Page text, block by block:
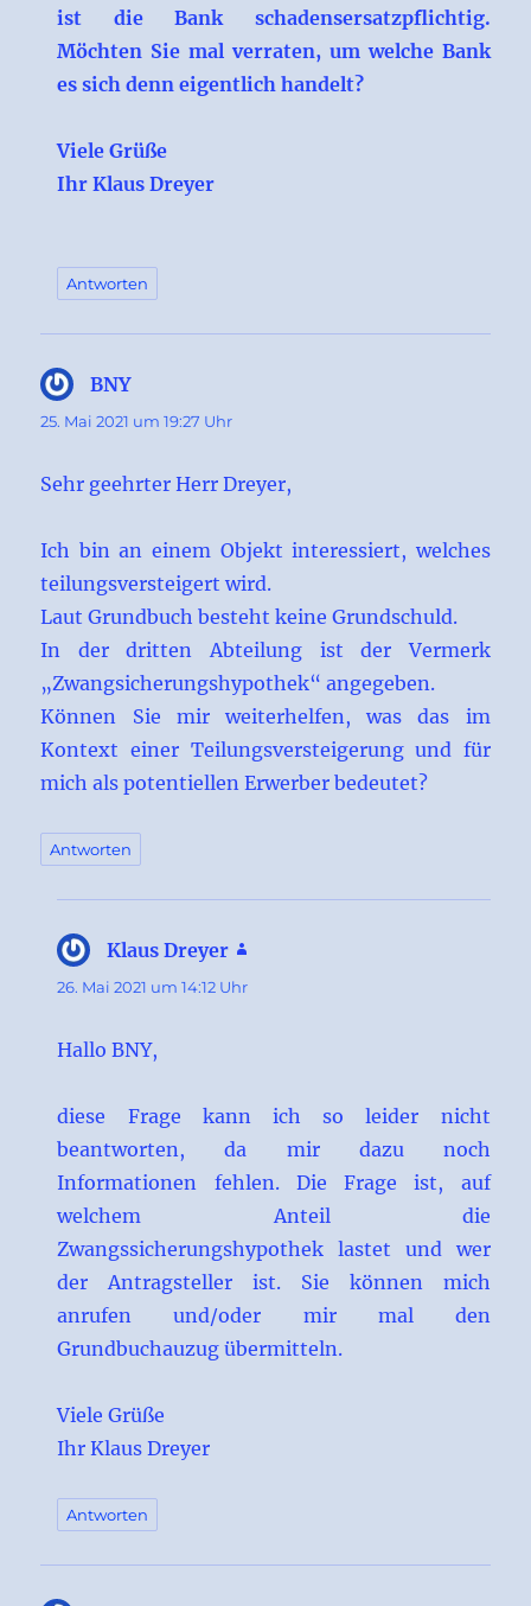
ist die Bank schadensersatzpflichtig.
Möchten Sie mal verraten, um welche Bank
es sich denn eigentlich handelt?
Viele Grüße
Ihr Klaus Dreyer
Antworten
BNYsagt:
25. Mai 2021 um 19:27 Uhr
Sehr geehrter Herr Dreyer,
Ich bin an einem Objekt interessiert, welches
teilungsversteigert wird.
Laut Grundbuch besteht keine Grundschuld.
In der dritten Abteilung ist der Vermerk
„Zwangsicherungshypothek“ angegeben.
Können Sie mir weiterhelfen, was das im
Kontext einer Teilungsversteigerung und für
mich als potentiellen Erwerber bedeutet?
Antworten
Klaus Dreyer
26. Mai 2021 um 14:12 Uhr
Hallo BNY,
diese Frage kann ich so leider nicht
beantworten, da mir dazu noch
Informationen fehlen. Die Frage ist, auf
welchem Anteil die
Zwangssicherungshypothek lastet und wer
der Antragsteller ist. Sie können mich
anrufen und/oder mir mal den
Grundbuchauzug übermitteln.
Viele Grüße
Ihr Klaus Dreyer
Antworten